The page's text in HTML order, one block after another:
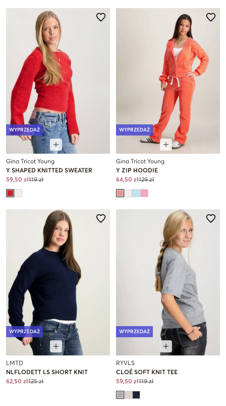
WYPRZEDAŻ
Gina Tricot Young
Y SHAPED KNITTED SWEATER
59,50 zł119 zł
WYPRZEDAŻ
Gina Tricot Young
Y ZIP HOODIE
64,50 zł129 zł
WYPRZEDAŻ
LMTD
NLFLODETT LS SHORT KNIT
62,50 zł125 zł
WYPRZEDAŻ
RYVLS
CLOÉ SOFT KNIT TEE
59,50 zł119 zł